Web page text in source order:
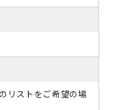
リストをご希望の場